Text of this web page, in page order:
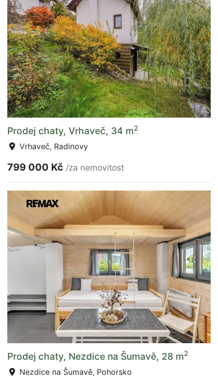
Prodej chaty, Vrhaveč, 34 m2
Vrhaveč, Radinovy
799 000 Kč /za nemovitost
Prodej chaty, Nezdice na Šumavě, 28 m2
Nezdice na Šumavě, Pohorsko